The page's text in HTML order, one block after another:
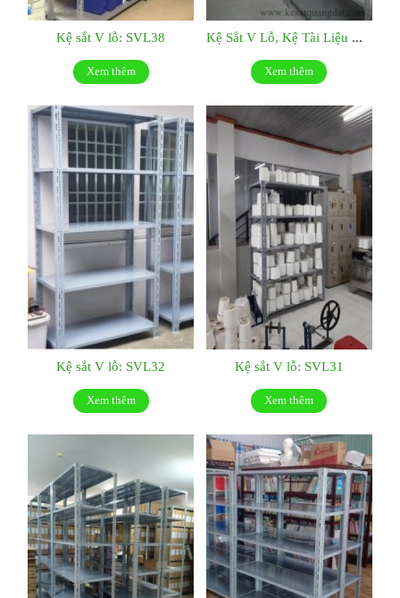
Kệ sắt V lỗ: SVL38
Xem thêm Xem thêm
Kệ sắt V lỗ: SVL32
Xem thêm
Kệ sắt V lỗ: SVL31
Xem thêm